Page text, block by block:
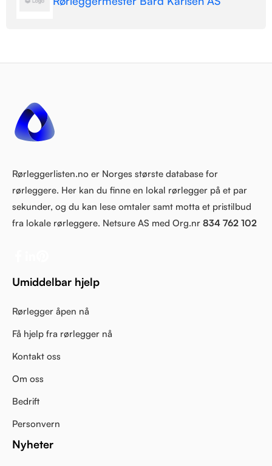
Rørleggerlisten.no er Norges største database for
rørleggere. Her kan du finne en lokal rørlegger på et par
sekunder, og du kan lese omtaler samt motta et pristilbud
fra lokale rørleggere. Netsure AS med Org.nr 834 762 102
Umiddelbar hjelp
Rørlegger åpen nå
Få hjelp fra rørlegger nå
Kontakt oss
Om oss
Bedrift
Personvern
Nyheter